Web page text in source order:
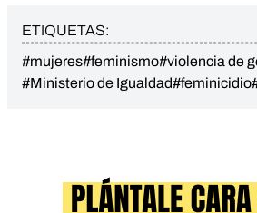
ETIQUETAS:
#mujeres#feminismo#violencia de
#Ministerio de Igualdad#feminicidio